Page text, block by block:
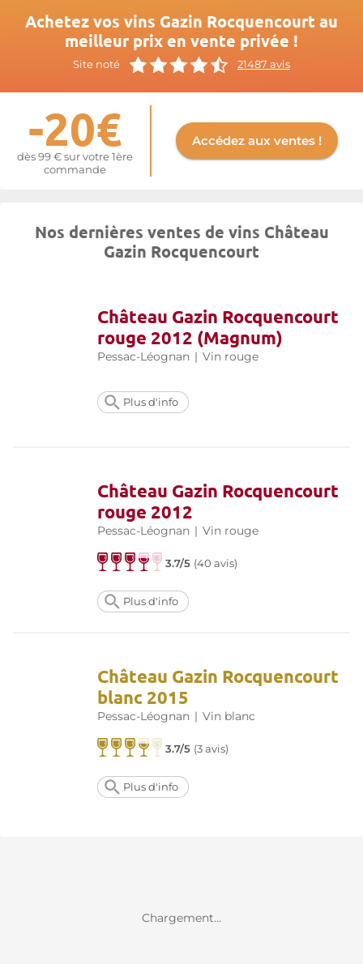
Achetez vos vins Gazin Rocquencourt au
meilleur prix en vente privée !
Site noté 21487 avis
-20€
dès 99 € sur votre 1ère
commande
Accédez aux ventes !
Nos dernières ventes de vins Château
Gazin Rocquencourt
Château Gazin Rocquencourt
rouge 2012 (Magnum)
Pessac-Léognan | Vin rouge
Plus d'info
Château Gazin Rocquencourt
rouge 2012
Pessac-Léognan | Vin rouge
3.7/5 (40 avis)
Plus d'info
Château Gazin Rocquencourt
blanc 2015
Pessac-Léognan | Vin blanc
3.7/5 (3 avis)
Plus d'info
Chargement...